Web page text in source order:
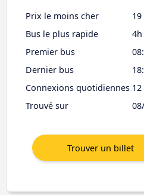
Prix le moins cher
19
Bus le plus rapide
4h
Premier bus
Dernier bus
Connexions quotidiennes
Trouvé sur